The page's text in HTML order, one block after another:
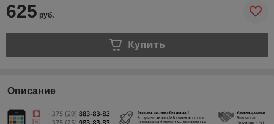
625 руб.
Купить
Описание